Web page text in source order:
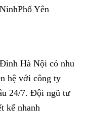
Yên
Hà Nội có nhu
hệ với công ty
24/7. Đội ngũ tư
kế nhanh